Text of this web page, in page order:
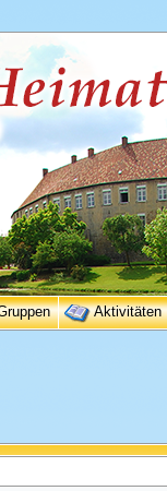
Aktivitäten